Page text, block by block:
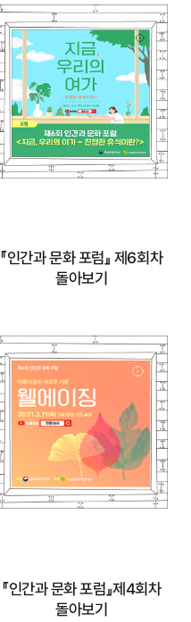
『인간과 문화 포럼』
제7회차 돌아보기
『인간과 문화 포럼』 제6회차
돌아보기
『인간과 문화 포럼』
제6회차 돌아보기
『인간과 문화 포럼』제4회차
돌아보기